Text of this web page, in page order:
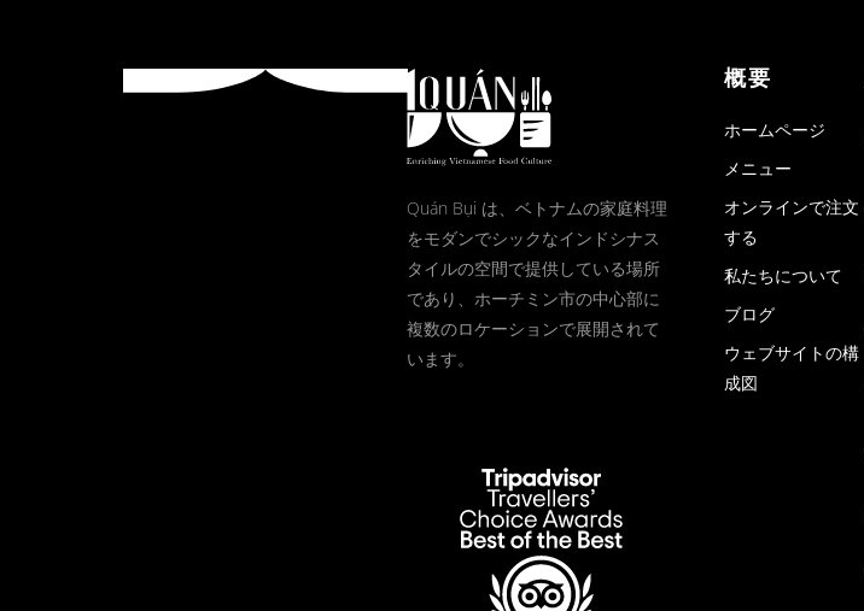
Quán Bụi は、ベトナムの家庭料理
をモダンでシックなインドシナス
タイルの空間で提供している場所
であり、ホーチミン市の中心部に
複数のロケーションで展開されて
います。
概要
ホームページ
メニュー
オンラインで注文
する
私たちについて
ブログ
ウェブサイトの構
成図